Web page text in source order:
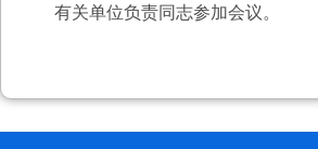
有关单位负责同志参加会议。